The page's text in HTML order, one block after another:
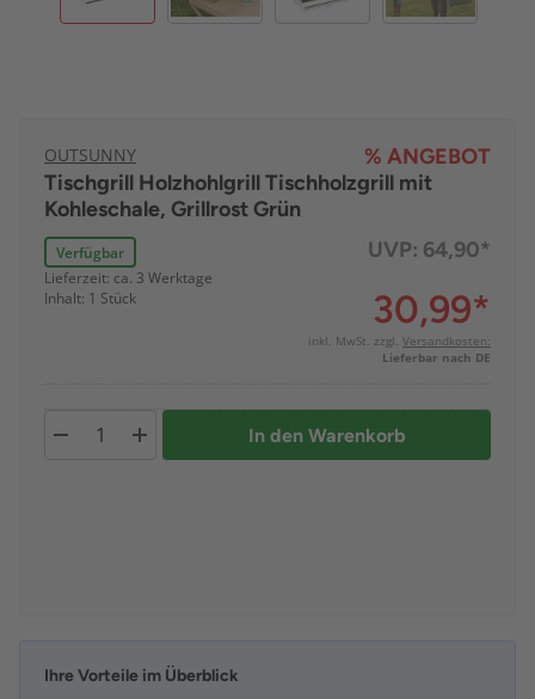
OUTSUNNY
% ANGEBOT
Tischgrill Holzhohlgrill Tischholzgrill mit
Kohleschale, Grillrost Grün
Verfügbar
Lieferzeit: ca. 3 Werktage
Inhalt: 1 Stück
UVP: 64,90*
30,99*
inkl. MwSt. zzgl. Versandkosten:
Lieferbar nach DE
In den Warenkorb
Ihre Vorteile im Überblick